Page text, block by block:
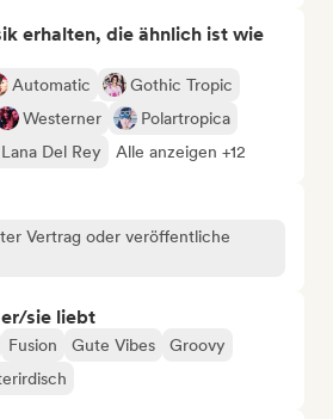
erhalten, die ähnlich ist wie
Automatic
Gothic Tropic
Westerner
Polartropica
Lana Del Rey Alle anzeigen +12
Vertrag oder veröffentliche
sie liebt
Fusion Gute Vibes
Groovy